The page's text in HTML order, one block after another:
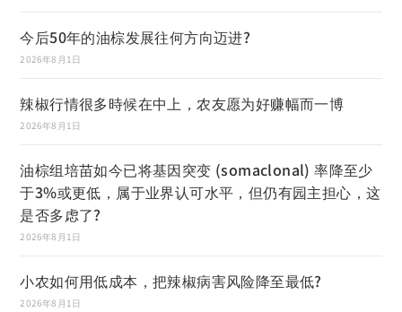
今后50年的油棕发展往何方向迈进?
2026年8月1日
辣椒行情很多時候在中上，农友愿为好赚幅而一博
2026年8月1日
油棕组培苗如今已将基因突变 (somaclonal) 率降至少
于3%或更低，属于业界认可水平，但仍有园主担心，这
是否多虑了?
2026年8月1日
小农如何用低成本，把辣椒病害风险降至最低?
2026年8月1日